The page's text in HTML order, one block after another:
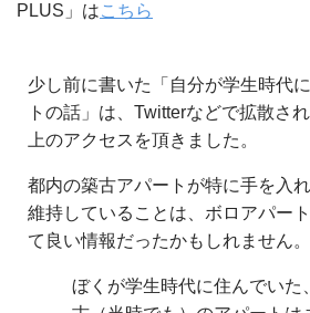
PLUS」はこちら
少し前に書いた「自分が学生時代
トの話」は、Twitterなどで拡散さ
上のアクセスを頂きました。
都内の築古アパートが特に手を入
維持していることは、ボロアパー
て良い情報だったかもしれません。
ぼくが学生時代に住んでいた